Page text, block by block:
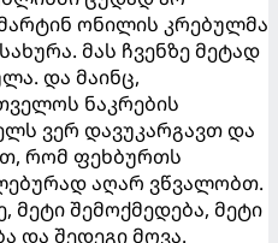
ონილის კრებულმა
მას ჩვენზე მეტად
და მაინც,
ნაკრების
ვერ დავუკარგავთ და
რომ ფეხბურთს
აღარ ვწვალობთ.
მეტი შემოქმედება, მეტი
და შედეგი მოვა.